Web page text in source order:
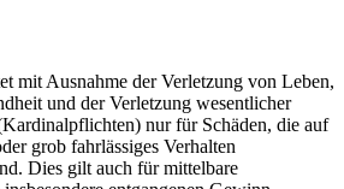
mit Ausnahme der Verletzung von Leben,
und der Verletzung wesentlicher
nur für Schäden, die auf
grob fahrlässiges Verhalten
Dies gilt auch für mittelbare